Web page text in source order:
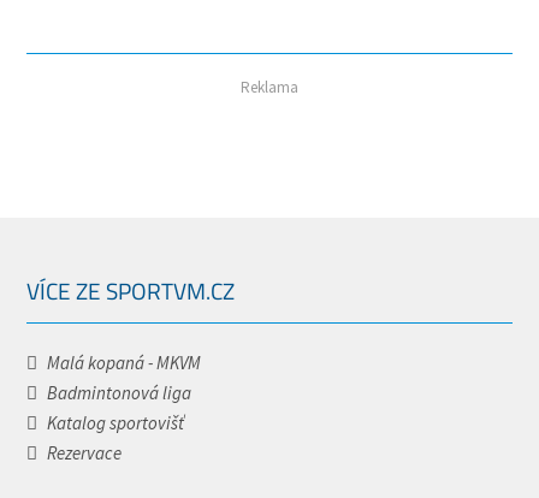
Reklama
VÍCE ZE SPORTVM.CZ
Malá kopaná - MKVM
Badmintonová liga
Katalog sportovišť
Rezervace